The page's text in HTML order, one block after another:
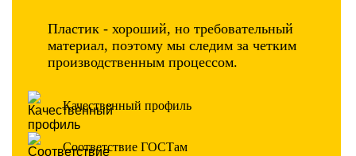
Пластик - хороший, но требовательный
материал, поэтому мы следим за четким
производственным процессом.
Качественный профиль
Соответствие ГОСТам